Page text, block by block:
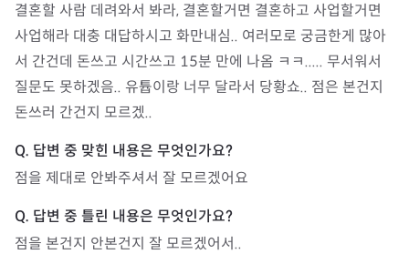
결혼할 사람 데려와서 봐라, 결혼할거면 결혼하고 사업할거면
사업해라 대충 대답하시고 화만내심.. 여러모로 궁금한게 많아
서 간건데 돈쓰고 시간쓰고 15분 만에 나옴 ㅋㅋ..... 무서워서
질문도 못하겠음.. 유튭이랑 너무 달라서 당황쇼.. 점은 본건지
돈쓰러 간건지 모르겠..
점을 제대로 안봐주셔서 잘 모르겠어요
점을 본건지 안본건지 잘 모르겠어서..